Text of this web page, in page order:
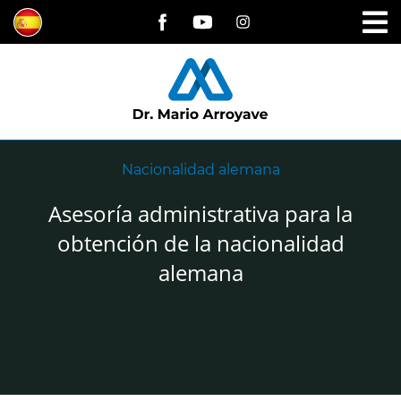
Nacionalidad alemana
Asesoría administrativa para la
obtención de la nacionalidad
alemana